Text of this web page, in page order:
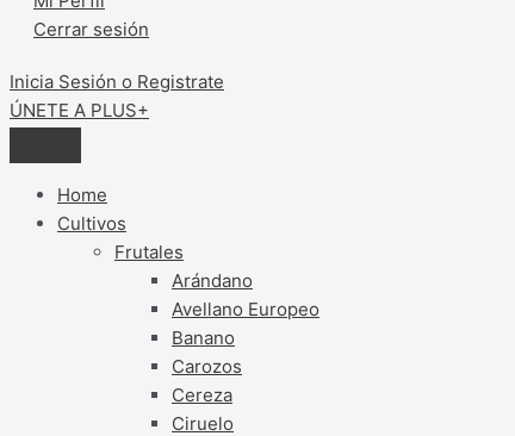
Cerrar sesión
Inicia Sesión o Registrate
ÚNETE A PLUS+
Home
Cultivos
Frutales
Arándano
Avellano Europeo
Banano
Carozos
Cereza
Ciruelo